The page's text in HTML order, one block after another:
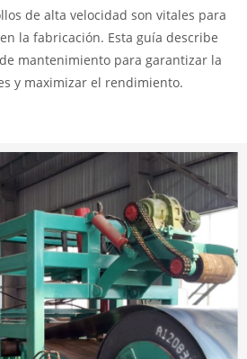
de alta velocidad son vitales para
la fabricación. Esta guía describe
mantenimiento para garantizar la
y maximizar el rendimiento.